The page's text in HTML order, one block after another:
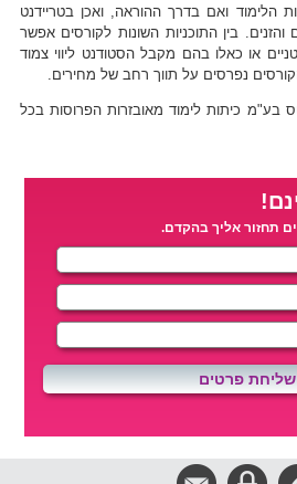
ואם בדרך ההוראה, ואכן בטריידנט
בין התוכניות השונות לקורסים אפשר
או כאלו בהם מקבל הסטודנט ליווי צמוד
נפרסים על תווך רחב של מחירים.
בע"מ כיתות לימוד מאובזרות הפרוסות בכל
תחזור אליך בהקדם.